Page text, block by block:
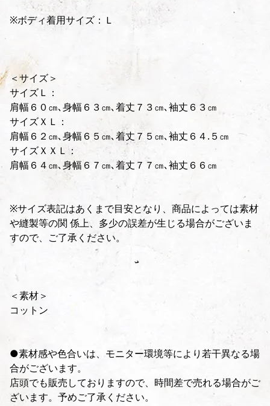
※ボディ着用サイズ：Ｌ
＜サイズ＞
サイズＬ：
肩幅６０㎝､身幅６３㎝､着丈７３㎝､袖丈６３㎝
サイズＸＬ：
肩幅６２㎝､身幅６５㎝､着丈７５㎝､袖丈６４.５㎝
サイズＸＸＬ：
肩幅６４㎝､身幅６７㎝､着丈７７㎝､袖丈６６㎝
※サイズ表記はあくまで目安となり、商品によっては素材
や縫製等の関 係上、多少の誤差が生じる場合がございま
すので、ご了承ください。
＜素材＞
コットン
●素材感や色合いは、モニター環境等により若干異なる場
合がございます。
店頭でも販売しておりますので、時間差で売れる場合がご
ざいます。予めご了承ください。